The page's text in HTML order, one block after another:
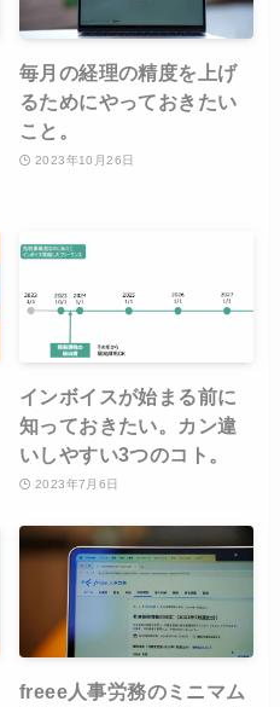
毎月の経理の精度を上げ
るためにやっておきたい
こと。
2023年10月26日
インボイスが始まる前に
知っておきたい。カン違
いしやすい3つのコト。
2023年7月6日
freee人事労務のミニマム